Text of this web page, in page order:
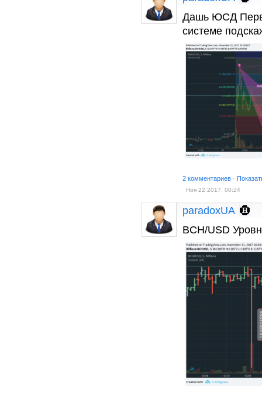
Дашь ЮСД
системе
2 комментариев ·
Ноя 22 2017, 00:24
paradoxUA
BCH/USD